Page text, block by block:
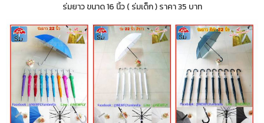
ร่มยาว ขนาด 16 นิ้ว ( ร่มเด็ก ) ราคา 35 บาท